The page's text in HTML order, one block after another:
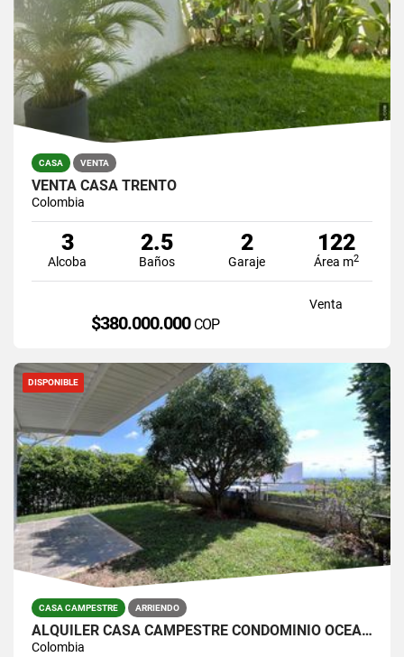
CASA VENTA
VENTA CASA TRENTO
Colombia
3
Alcoba
2.5
Baños
2
Garaje
122
Área m2
Venta
$380.000.000 COP
DISPONIBLE
CASA CAMPESTRE ARRIENDO
ALQUILER CASA CAMPESTRE CONDOMINIO OCEANO VERDE JAMUNDI
Colombia